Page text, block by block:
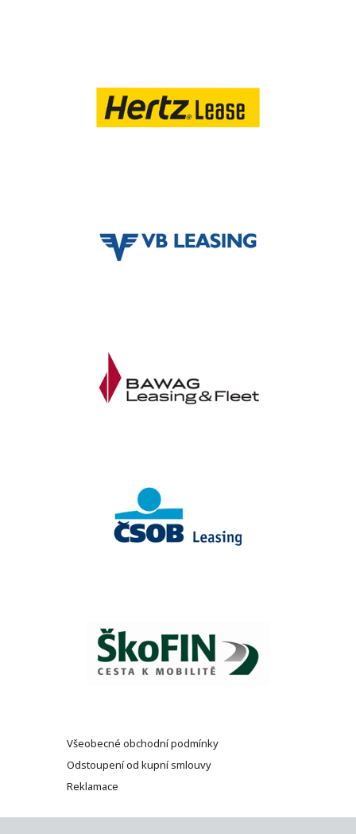
Všeobecné obchodní podmínky
Odstoupení od kupní smlouvy
Reklamace